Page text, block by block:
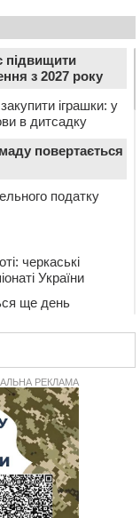
підвищити
з 2027 року
іграшки: у
в дитсадку
повертається
податку
черкаські
України
ще день
2023
коли
кількість
стала прикладом
вишів України
РЕКЛАМА